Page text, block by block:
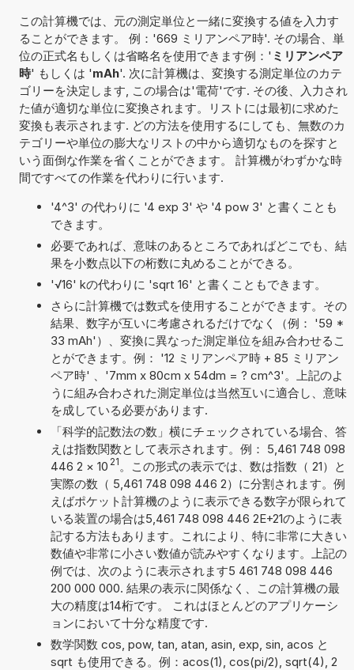
この計算機では、元の測定単位と一緒に変換する値を入力す
ることができます。 例：'669 ミリアンペア時'. その場合、単
位の正式名もしくは省略名を使用できます例：' ミリアンペア
時' もしくは 'mAh'. 次に計算機は、変換する測定単位のカテ
ゴリーを決定します, この場合は'電荷'です. その後、入力され
た値が適切な単位に変換されます。リストには最初に求めた
変換も表示されます. どの方法を使用するにしても、無数のカ
テゴリーや単位の膨大なリストの中から適切なものを探すと
いう面倒な作業を省くことができます。 計算機がわずかな時
間ですべての作業を代わりに行います.
'4^3' の代わりに '4 exp 3' や '4 pow 3' と書くことも
できます。
必要であれば、意味のあるところであればどこでも、結
果を小数点以下の桁数に丸めることができる。
'√16' kの代わりに 'sqrt 16' と書くこともできます。
さらに計算機では数式を使用することができます。その
結果、数字が互いに考慮されるだけでなく（例： '59 *
33 mAh'）、変換に異なった測定単位を組み合わせるこ
とができます。例： '12 ミリアンペア時 + 85 ミリアン
ペア時' 、'7mm x 80cm x 54dm = ? cm^3'。上記のよ
うに組み合わされた測定単位は当然互いに適合し、意味
を成している必要があります.
「科学的記数法の数」横にチェックされている場合、答
えは指数関数として表示されます。例： 5,461 748 098
446 2 × 10 21 。この形式の表示では、数は指数（ 21）と
実際の数（ 5,461 748 098 446 2）に分割されます。例
えばポケット計算機のように表示できる数字が限られて
いる装置の場合は5,461 748 098 446 2E+21のように表
記する方法もあります。これにより、特に非常に大きい
数値や非常に小さい数値が読みやすくなります。上記の
例では、次のように表示されます5 461 748 098 446
200 000 000. 結果の表示に関係なく、この計算機の最
大の精度は14桁です。 これはほとんどのアプリケーシ
ョンにおいて十分な精度です.
数学関数 cos, pow, tan, atan, asin, exp, sin, acos と
sqrt も使用できる。例：acos(1), cos(pi/2), sqrt(4), 2